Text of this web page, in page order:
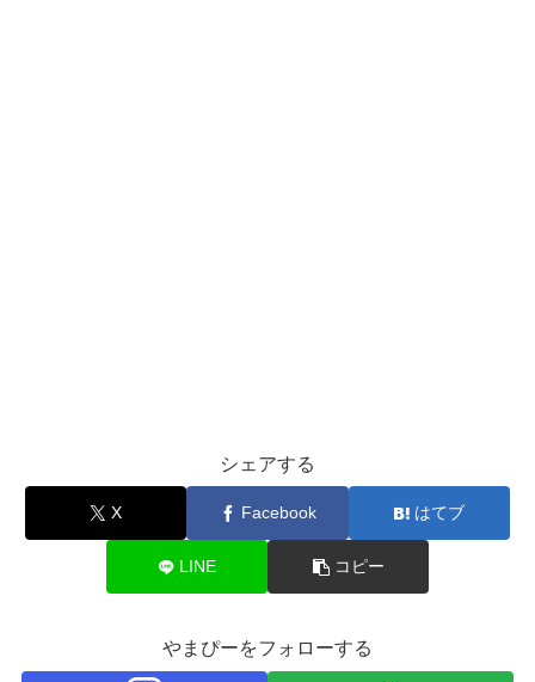
シェアする
X Facebook はてブ
LINE コピー
やまぴーをフォローする